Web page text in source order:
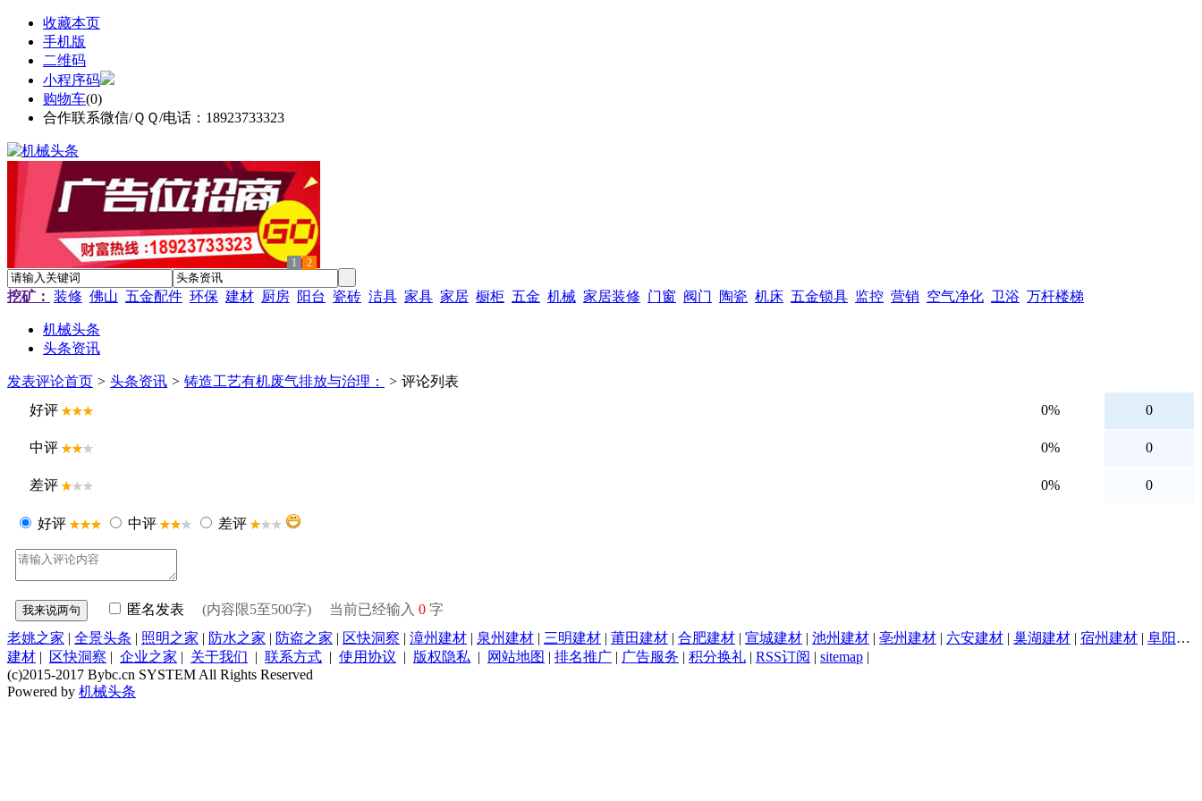
收藏本页
手机版
二维码
小程序码
购物车(0)
合作联系微信/ＱＱ/电话：18923733323
1 2
挖矿： 装修 佛山 五金配件 环保 建材 厨房 阳台 瓷砖 洁具 家具 家居 橱柜 五金 机械 家居装修 门窗 阀门 陶瓷 机床 五金锁具 监控 营销 空气净化 卫浴 万杆楼梯
机械头条
头条资讯
发表评论首页 > 头条资讯 > 铸造工艺有机废气排放与治理： > 评论列表
好评
0% 0
中评 0% 0
差评 0% 0
好评 中评 差评
匿名发表 (内容限5至500字) 当前已经输入 0 字
老姚之家 | 全景头条 | 照明之家 | 防水之家 | 防盗之家 | 区快洞察 | 漳州建材 | 泉州建材 | 三明建材 | 莆田建材 | 合肥建材 | 宣城建材 | 池州建材 | 亳州建材 | 六安建材 | 巢湖建材 | 宿州建材 | 阜阳建材
建材 | 区快洞察 | 企业之家 | 关于我们 | 联系方式 | 使用协议 | 版权隐私 | 网站地图 | 排名推广 | 广告服务 | 积分换礼 | RSS订阅 | sitemap |
(c)2015-2017 Bybc.cn SYSTEM All Rights Reserved
Powered by 机械头条